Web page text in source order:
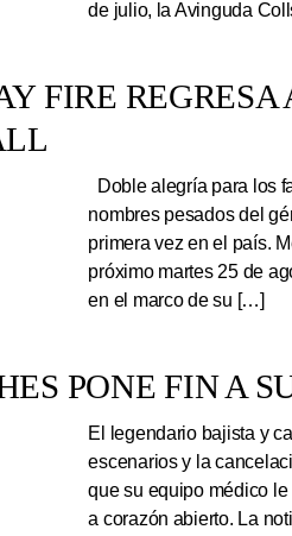
de julio, la Avinguda
FIRE
Doble alegría para los
nombres pesados del
primera vez en el país.
próximo martes 25 de
en el marco de su […]
PONE FIN A
El legendario bajista y
escenarios y la
que su equipo médico
a corazón abierto. La